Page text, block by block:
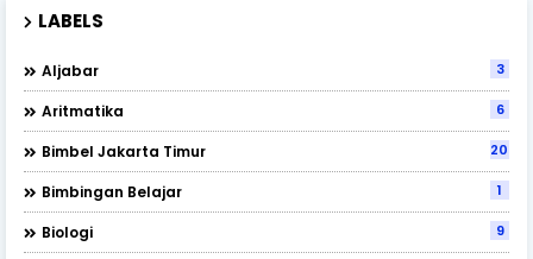
LABELS
Aljabar 3
Aritmatika 6
Bimbel Jakarta Timur 202
Bimbingan Belajar 1
Biologi 9